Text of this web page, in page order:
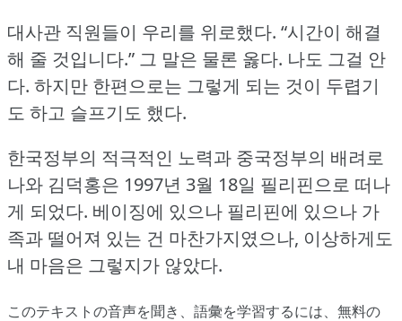
대사관 직원들이 우리를 위로했다. “시간이 해결
해 줄 것입니다.” 그 말은 물론 옳다. 나도 그걸 안
다. 하지만 한편으로는 그렇게 되는 것이 두렵기
도 하고 슬프기도 했다.
한국정부의 적극적인 노력과 중국정부의 배려로
나와 김덕홍은 1997년 3월 18일 필리핀으로 떠나
게 되었다. 베이징에 있으나 필리핀에 있으나 가
족과 떨어져 있는 건 마찬가지였으나, 이상하게도
내 마음은 그렇지가 않았다.
このテキストの音声を聞き、語彙を学習するには、 無料の